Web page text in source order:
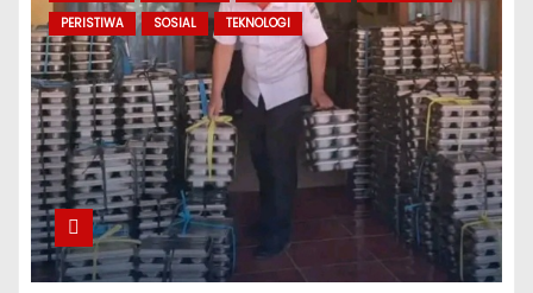
PERISTIWA
SOSIAL TEKNOLOGI